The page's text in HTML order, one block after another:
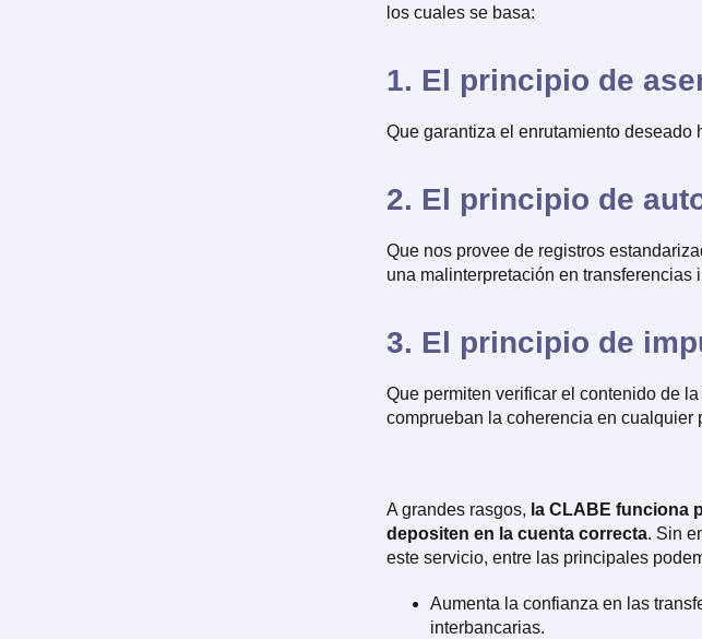
los cuales se basa:
1. El principio de
Que garantiza el enrutamiento deseado
2. El principio de
Que nos provee de registros
una malinterpretación en transferencias
3. El principio de
Que permiten verificar el contenido de
comprueban la coherencia en cualquier
A grandes rasgos, la CLABE funciona
depositen en la cuenta correcta. Sin
este servicio, entre las principales
Aumenta la confianza en las
interbancarias.